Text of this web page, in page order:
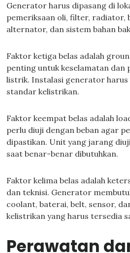
Generator harus dipasang di
pemeriksaan oli, filter, radiator,
alternator, dan sistem bahan
Faktor ketiga belas adalah
penting untuk keselamatan dan
listrik. Instalasi generator
standar kelistrikan.
Faktor keempat belas adalah
perlu diuji dengan beban agar
dipastikan. Unit yang jarang
saat benar-benar dibutuhkan.
Faktor kelima belas adalah
dan teknisi. Generator
coolant, baterai, belt, sensor,
kelistrikan yang harus tersedia
Perawatan